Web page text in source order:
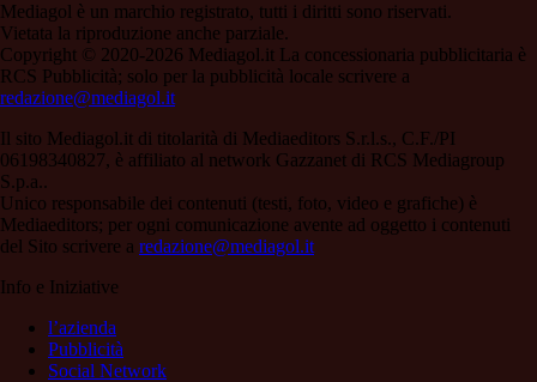
Mediagol è un marchio registrato, tutti i diritti sono riservati.
Vietata la riproduzione anche parziale.
Copyright © 2020-2026 Mediagol.it La concessionaria pubblicitaria è
RCS Pubblicità; solo per la pubblicità locale scrivere a
redazione@mediagol.it
Il sito Mediagol.it di titolarità di Mediaeditors S.r.l.s., C.F./PI
06198340827, è affiliato al network Gazzanet di RCS Mediagroup
S.p.a..
Unico responsabile dei contenuti (testi, foto, video e grafiche) è
Mediaeditors; per ogni comunicazione avente ad oggetto i contenuti
del Sito scrivere a redazione@mediagol.it
Info e Iniziative
l’azienda
Pubblicità
Social Network